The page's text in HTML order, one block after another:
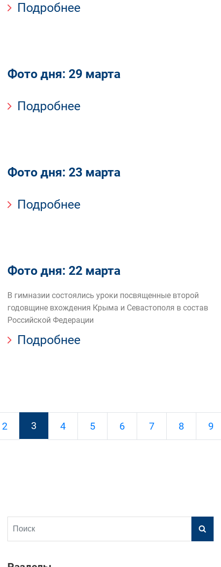
Подробнее
Фото дня: 29 марта
Подробнее
Фото дня: 23 марта
Подробнее
Фото дня: 22 марта
В гимназии состоялись уроки посвященные второй
годовщине вхождения Крыма и Севастополя в состав
Российской Федерации
Подробнее
2 3 4 5 6 7 8 9